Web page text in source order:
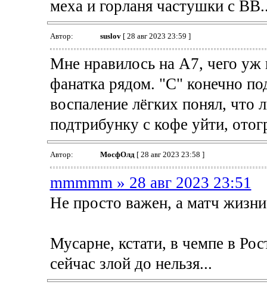
меха и горланя частушки с
Автор: suslov[ 28 авг 2023 23:59 ]
Мне нравилось на А7, чего уж
фанатка рядом. "С" конечно
воспаление лёгких понял,
подтрибунку с кофе уйти,
Автор: МосфОлд[ 28 авг 2023 23:58 ]
mmmmm » 28 авг 2023 23:51
Не просто важен, а матч
Мусарне, кстати, в чемпе в
сейчас злой до нельзя...